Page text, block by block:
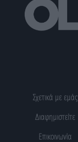
Σχετικά με εμάς
Διαφημιστείτε
Επικοινωνία